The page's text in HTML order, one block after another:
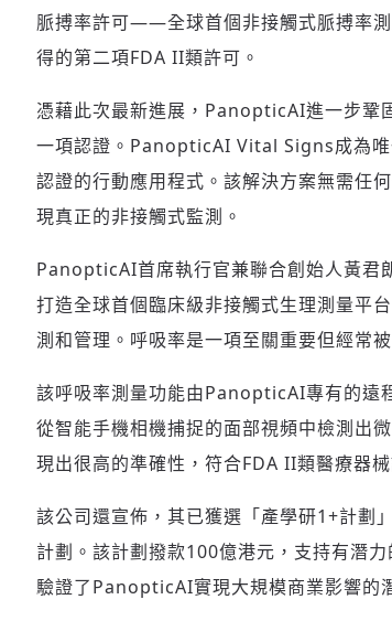
登入或註冊
輸入 Email 驗證
脈搏率許可——全球首個非接觸式脈搏率
得的第二項FDA II類許可。
憑藉此次最新進展，PanopticAI進一步鞏
一項認證。PanopticAI Vital Signs成為唯
認證的行動應用程式。該解決方案無需任
現真正的非接觸式監測。
PanopticAI首席執行官兼聯合創始人黃君
打造全球首個臨床級非接觸式生理測量平
測和管理。呼吸率是一項至關重要但經常
該呼吸率測量功能由PanopticAI專有的遠
從智能手機相機捕捉的面部視頻中檢測出
現出很高的準確性，符合FDA II類醫療器
該公司還宣佈，其已獲選「產學研1+計劃
計劃。該計劃撥款100億港元，支持有潛
驗證了PanopticAI實現大規模商業影響的